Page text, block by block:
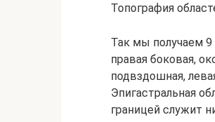
Топография
Так мы получаем 9
правая боковая,
подвздошная,
Эпигастральная
границей служит